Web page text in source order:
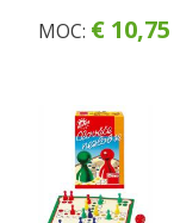
MOC: € 10,75